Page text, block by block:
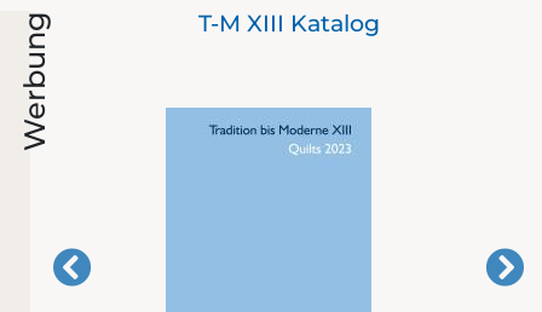
Werbung T-M XIII Katalog